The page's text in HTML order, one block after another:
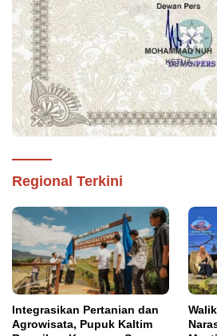
Regional Terkini
Integrasikan Pertanian dan
Agrowisata, Pupuk Kaltim